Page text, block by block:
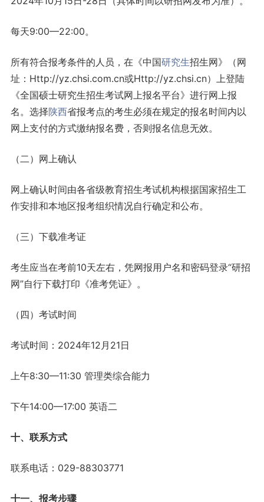
每天9:00—22:00。
所有符合报考条件的人员，在《中国研究生招生网》（网
址：Http://yz.chsi.com.cn或Http://yz.chsi.cn）上登陆
《全国硕士研究生招生考试网上报名平台》进行网上报
名。选择陕西省报考点的考生必须在规定的报名时间内以
网上支付的方式缴纳报名费，否则报名信息无效。
（二）网上确认
网上确认时间由各省级教育招生考试机构根据国家招生工
作安排和本地区报考组织情况自行确定和公布。
（三）下载准考证
考生应当在考前10天左右，凭网报用户名和密码登录“研招
网”自行下载打印《准考凭证》。
（四）考试时间
考试时间：2024年12月21日
上午8:30—11:30 管理类综合能力
下午14:00—17:00 英语二
十、联系方式
联系电话：029-88303771
十一、报考步骤